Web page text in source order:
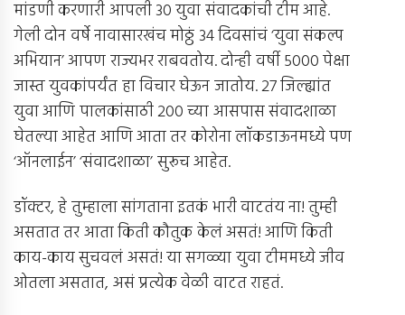
मांडणी करणारी आपली 30 युवा संवादकांची टीम आहे.
गेली दोन वर्षे नावासारखंच मोठ्ठं 34 दिवसांचं ‘युवा संकल्प
अभियान’ आपण राज्यभर राबवतोय. दोन्ही वर्षी 5000 पेक्षा
जास्त युवकांपर्यंत हा विचार घेऊन जातोय. 27 जिल्ह्यांत
युवा आणि पालकांसाठी 200 च्या आसपास संवादशाळा
घेतल्या आहेत आणि आता तर कोरोना लॉकडाऊनमध्ये पण
‘ऑनलाईन’ ‘संवादशाळा’ सुरूच आहेत.
डॉक्टर, हे तुम्हाला सांगताना इतकं भारी वाटतंय ना! तुम्ही
असतात तर आता किती कौतुक केलं असतं! आणि किती
काय-काय सुचवलं असतं! या सगळ्या युवा टीममध्ये जीव
ओतला असतात, असं प्रत्येक वेळी वाटत राहतं.